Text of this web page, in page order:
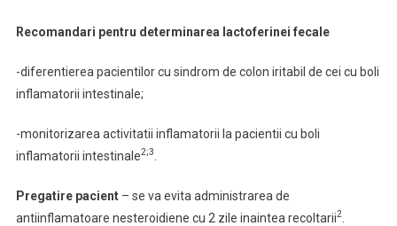
Recomandari pentru determinarea lactoferinei fecale
-diferentierea pacientilor cu sindrom de colon iritabil de cei cu boli
inflamatorii intestinale;
-monitorizarea activitatii inflamatorii la pacientii cu boli
inflamatorii intestinale2;3
Pregatire pacient– se va evita administrarea de
antiinflamatoare nesteroidiene cu 2 zile inaintea recoltarii2.